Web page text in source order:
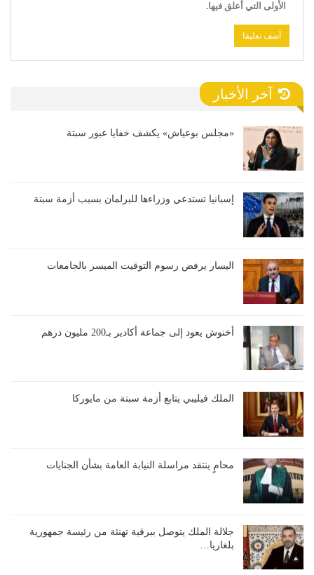
الأولى التي أعلق فيها.
آخر الأخبار
«مجلس بوعياش» يكشف خفايا عبور سبتة
إسبانيا تستدعي وزراءها للبرلمان بسبب أزمة سبتة
اليسار يرفض رسوم التوقيت الميسر بالجامعات
أخنوش يعود إلى جماعة أكادير بـ200 مليون درهم
الملك فيليبي يتابع أزمة سبتة من مايوركا
محامٍ ينتقد مراسلة النيابة العامة بشأن الجنايات
جلالة الملك يتوصل ببرقية تهنئة من رئيسة جمهورية
بلغاريا…